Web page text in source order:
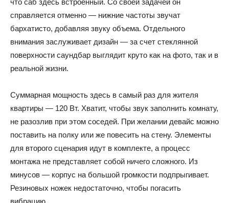
что саб здесь встроенный. Со своей задачей он
справляется отменно — нижние частоты звучат
бархатисто, добавляя звуку объема. Отдельного
внимания заслуживает дизайн — за счет стеклянной
поверхности саундбар выглядит круто как на фото, так и в
реальной жизни.
Суммарная мощность здесь в самый раз для жителя
квартиры — 120 Вт. Хватит, чтобы звук заполнить комнату,
не разозлив при этом соседей. При желании девайс можно
поставить на полку или же повесить на стену. Элементы
для второго сценария идут в комплекте, а процесс
монтажа не представляет собой ничего сложного. Из
минусов — корпус на большой громкости подпрыгивает.
Резиновых ножек недостаточно, чтобы погасить